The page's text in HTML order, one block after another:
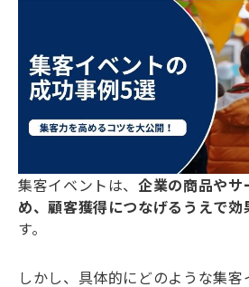
集客イベントは、企業の商品やサ
め、顧客獲得につなげるうえで効
す。
しかし、具体的にどのような集